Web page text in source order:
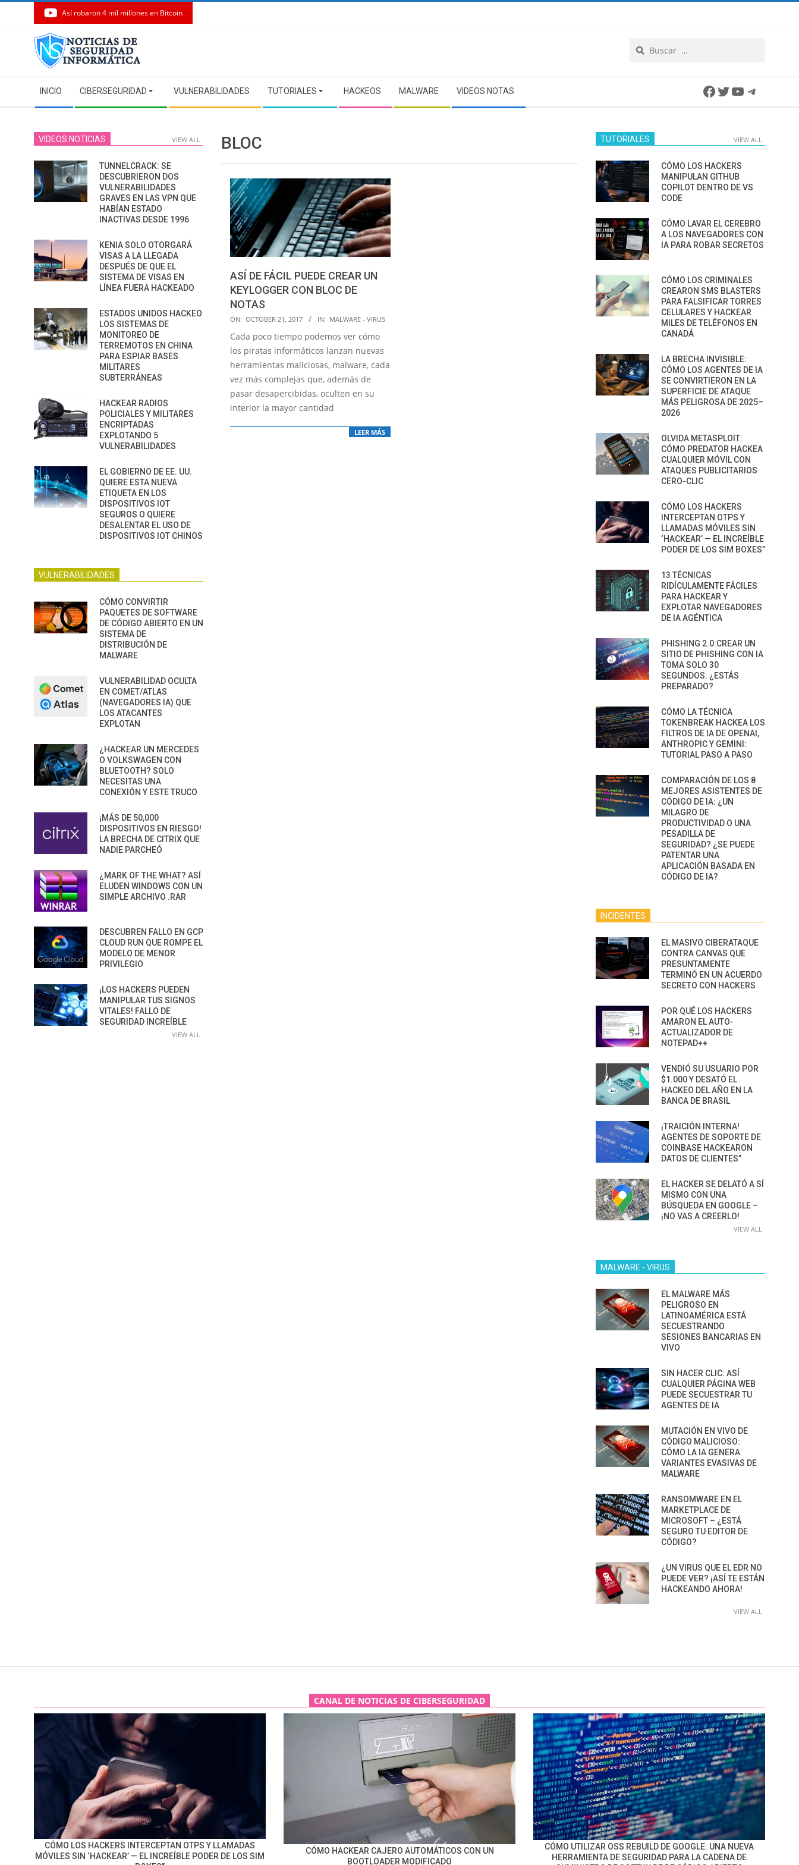
Así robaron 4 mil millones en Bitcoin
Navigation
Menu
INICIO CIBERSEGURIDAD VULNERABILIDADES TUTORIALES HACKEOS MALWARE VIDEOS NOTAS Facebook
Twitter
YouTube
BLOC
ASÍ DE FÁCIL PUEDE CREAR UN
KEYLOGGER CON BLOC DE
NOTAS
2017-
10-
21
ON: OCTOBER 21, 2017 IN: MALWARE - VIRUS
Cada poco tiempo podemos ver cómo
los piratas informáticos lanzan nuevas
herramientas maliciosas, malware, cada
vez más complejas que, además de
pasar desapercibidas, oculten en su
interior la mayor cantidad
LEER MÁS
VIDEOS NOTICIAS VIEW ALL
TUNNELCRACK: SE
DESCUBRIERON DOS
VULNERABILIDADES
GRAVES EN LAS VPN QUE
HABÍAN ESTADO
INACTIVAS DESDE 1996
KENIA SOLO OTORGARÁ
VISAS A LA LLEGADA
DESPUÉS DE QUE EL
SISTEMA DE VISAS EN
LÍNEA FUERA HACKEADO
ESTADOS UNIDOS HACKEO
LOS SISTEMAS DE
MONITOREO DE
TERREMOTOS EN CHINA
PARA ESPIAR BASES
MILITARES
SUBTERRÁNEAS
HACKEAR RADIOS
POLICIALES Y MILITARES
ENCRIPTADAS
EXPLOTANDO 5
VULNERABILIDADES
EL GOBIERNO DE EE. UU.
QUIERE ESTA NUEVA
ETIQUETA EN LOS
DISPOSITIVOS IOT
SEGUROS O QUIERE
DESALENTAR EL USO DE
DISPOSITIVOS IOT CHINOS
VULNERABILIDADES
CÓMO CONVIRTIR
PAQUETES DE SOFTWARE
DE CÓDIGO ABIERTO EN UN
SISTEMA DE
DISTRIBUCIÓN DE
MALWARE
VULNERABILIDAD OCULTA
EN COMET/ATLAS
(NAVEGADORES IA) QUE
LOS ATACANTES
EXPLOTAN
¿HACKEAR UN MERCEDES
O VOLKSWAGEN CON
BLUETOOTH? SOLO
NECESITAS UNA
CONEXIÓN Y ESTE TRUCO
¡MÁS DE 50,000
DISPOSITIVOS EN RIESGO!
LA BRECHA DE CITRIX QUE
NADIE PARCHEÓ
¿MARK OF THE WHAT? ASÍ
ELUDEN WINDOWS CON UN
SIMPLE ARCHIVO .RAR
DESCUBREN FALLO EN GCP
CLOUD RUN QUE ROMPE EL
MODELO DE MENOR
PRIVILEGIO
¡LOS HACKERS PUEDEN
MANIPULAR TUS SIGNOS
VITALES! FALLO DE
SEGURIDAD INCREÍBLE
VIEW ALL
TUTORIALES VIEW ALL
CÓMO LOS HACKERS
MANIPULAN GITHUB
COPILOT DENTRO DE VS
CODE
CÓMO LAVAR EL CEREBRO
A LOS NAVEGADORES CON
IA PARA ROBAR SECRETOS
CÓMO LOS CRIMINALES
CREARON SMS BLASTERS
PARA FALSIFICAR TORRES
CELULARES Y HACKEAR
MILES DE TELÉFONOS EN
CANADÁ
LA BRECHA INVISIBLE:
CÓMO LOS AGENTES DE IA
SE CONVIRTIERON EN LA
SUPERFICIE DE ATAQUE
MÁS PELIGROSA DE 2025–
2026
OLVIDA METASPLOIT:
CÓMO PREDATOR HACKEA
CUALQUIER MÓVIL CON
ATAQUES PUBLICITARIOS
CERO-CLIC
CÓMO LOS HACKERS
INTERCEPTAN OTPS Y
LLAMADAS MÓVILES SIN
‘HACKEAR’ — EL INCREÍBLE
PODER DE LOS SIM BOXES”
13 TÉCNICAS
RIDÍCULAMENTE FÁCILES
PARA HACKEAR Y
EXPLOTAR NAVEGADORES
DE IA AGÉNTICA
PHISHING 2.0:CREAR UN
SITIO DE PHISHING CON IA
TOMA SOLO 30
SEGUNDOS. ¿ESTÁS
PREPARADO?
CÓMO LA TÉCNICA
TOKENBREAK HACKEA LOS
FILTROS DE IA DE OPENAI,
ANTHROPIC Y GEMINI:
TUTORIAL PASO A PASO
COMPARACIÓN DE LOS 8
MEJORES ASISTENTES DE
CÓDIGO DE IA: ¿UN
MILAGRO DE
PRODUCTIVIDAD O UNA
PESADILLA DE
SEGURIDAD? ¿SE PUEDE
PATENTAR UNA
APLICACIÓN BASADA EN
CÓDIGO DE IA?
INCIDENTES
EL MASIVO CIBERATAQUE
CONTRA CANVAS QUE
PRESUNTAMENTE
TERMINÓ EN UN ACUERDO
SECRETO CON HACKERS
POR QUÉ LOS HACKERS
AMARON EL AUTO-
ACTUALIZADOR DE
NOTEPAD++
VENDIÓ SU USUARIO POR
$1.000 Y DESATÓ EL
HACKEO DEL AÑO EN LA
BANCA DE BRASIL
¡TRAICIÓN INTERNA!
AGENTES DE SOPORTE DE
COINBASE HACKEARON
DATOS DE CLIENTES”
EL HACKER SE DELATÓ A SÍ
MISMO CON UNA
BÚSQUEDA EN GOOGLE –
¡NO VAS A CREERLO!
VIEW ALL
MALWARE - VIRUS
EL MALWARE MÁS
PELIGROSO EN
LATINOAMÉRICA ESTÁ
SECUESTRANDO
SESIONES BANCARIAS EN
VIVO
SIN HACER CLIC: ASÍ
CUALQUIER PÁGINA WEB
PUEDE SECUESTRAR TU
AGENTES DE IA
MUTACIÓN EN VIVO DE
CÓDIGO MALICIOSO:
CÓMO LA IA GENERA
VARIANTES EVASIVAS DE
MALWARE
RANSOMWARE EN EL
MARKETPLACE DE
MICROSOFT – ¿ESTÁ
SEGURO TU EDITOR DE
CÓDIGO?
¿UN VIRUS QUE EL EDR NO
PUEDE VER? ¡ASÍ TE ESTÁN
HACKEANDO AHORA!
VIEW ALL
CANAL DE NOTICIAS DE CIBERSEGURIDAD
CÓMO LOS HACKERS INTERCEPTAN OTPS Y LLAMADAS
MÓVILES SIN ‘HACKEAR’ — EL INCREÍBLE PODER DE LOS SIM
CÓMO HACKEAR CAJERO AUTOMÁTICOS CON UN
BOOTLOADER MODIFICADO
CÓMO UTILIZAR OSS REBUILD DE GOOGLE: UNA NUEVA
HERRAMIENTA DE SEGURIDAD PARA LA CADENA DE